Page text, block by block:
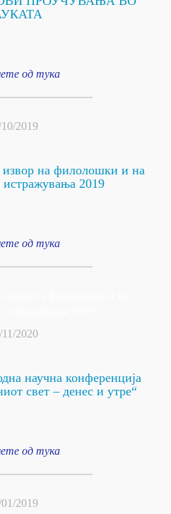
од тука
10/2019
извор на филолошки и на
2019
од тука
11/2020
научна конференција
свет – денес и утре“
од тука
01/2019